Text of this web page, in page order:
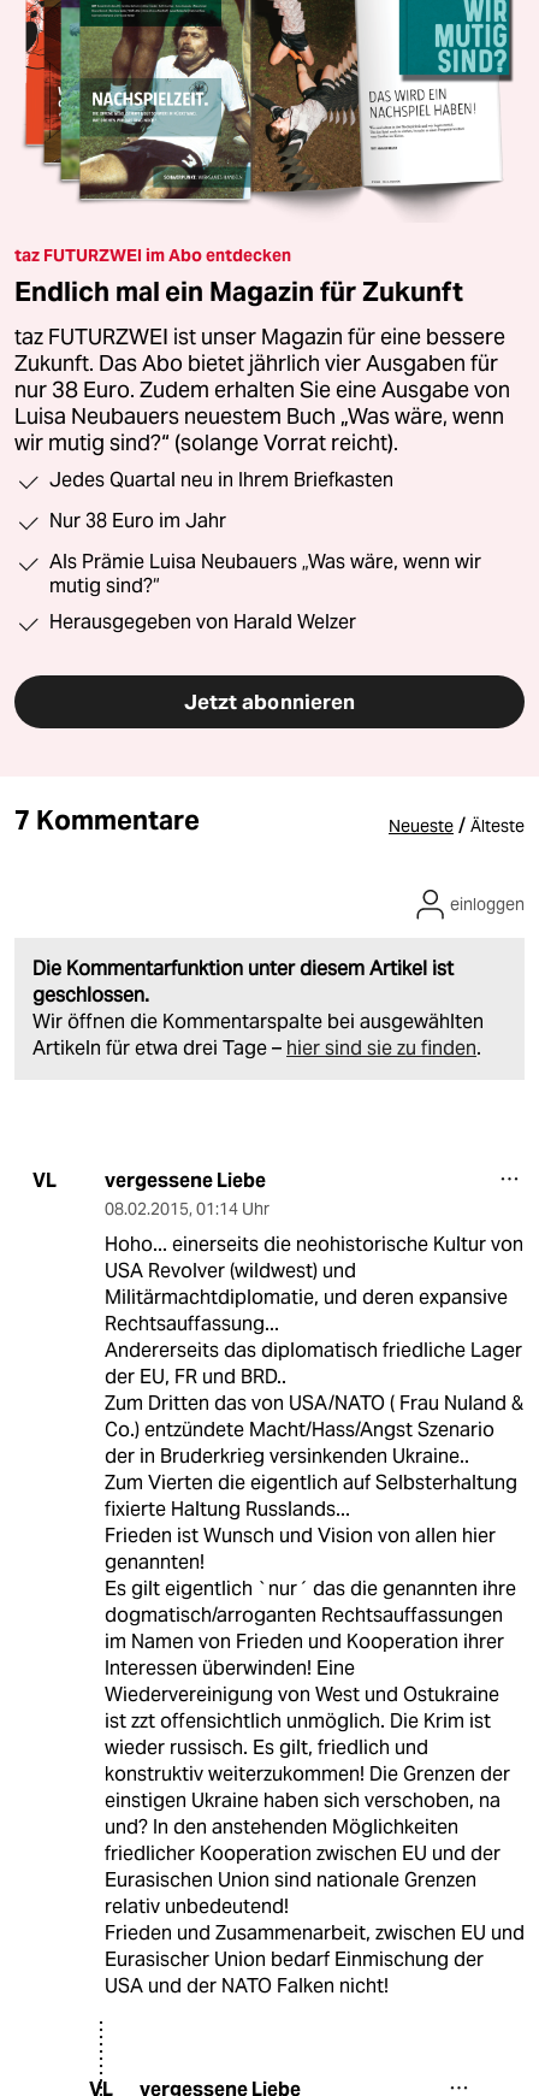
taz FUTURZWEI im Abo entdecken
Endlich mal ein Magazin für Zukunft
taz FUTURZWEI ist unser Magazin für eine bessere
Zukunft. Das Abo bietet jährlich vier Ausgaben für
nur 38 Euro. Zudem erhalten Sie eine Ausgabe von
Luisa Neubauers neuestem Buch „Was wäre, wenn
wir mutig sind?“ (solange Vorrat reicht).
Jedes Quartal neu in Ihrem Briefkasten
Nur 38 Euro im Jahr
Als Prämie Luisa Neubauers „Was wäre, wenn wir
mutig sind?“
Herausgegeben von Harald Welzer
Jetzt abonnieren
7 Kommentare Neueste / Älteste
Die Kommentarfunktion unter diesem Artikel ist
geschlossen.
Wir öffnen die Kommentarspalte bei ausgewählten
Artikeln für etwa drei Tage – hier sind sie zu finden.
einloggen
VL vergessene Liebe
08.02.2015, 01:14 Uhr
Hoho... einerseits die neohistorische Kultur von
USA Revolver (wildwest) und
Militärmachtdiplomatie, und deren expansive
Rechtsauffassung...
Andererseits das diplomatisch friedliche Lager
der EU, FR und BRD..
Zum Dritten das von USA/NATO ( Frau Nuland &
Co.) entzündete Macht/Hass/Angst Szenario
der in Bruderkrieg versinkenden Ukraine..
Zum Vierten die eigentlich auf Selbsterhaltung
fixierte Haltung Russlands...
Frieden ist Wunsch und Vision von allen hier
genannten!
Es gilt eigentlich `nur´ das die genannten ihre
dogmatisch/arroganten Rechtsauffassungen
im Namen von Frieden und Kooperation ihrer
Interessen überwinden! Eine
Wiedervereinigung von West und Ostukraine
ist zzt offensichtlich unmöglich. Die Krim ist
wieder russisch. Es gilt, friedlich und
konstruktiv weiterzukommen! Die Grenzen der
einstigen Ukraine haben sich verschoben, na
und? In den anstehenden Möglichkeiten
friedlicher Kooperation zwischen EU und der
Eurasischen Union sind nationale Grenzen
relativ unbedeutend!
Frieden und Zusammenarbeit, zwischen EU und
Eurasischer Union bedarf Einmischung der
USA und der NATO Falken nicht!
VL vergessene Liebe